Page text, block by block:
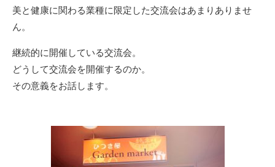
美と健康に関わる業種に限定した交流会はあまりありませ
ん。
継続的に開催している交流会。
どうして交流会を開催するのか。
その意義をお話します。